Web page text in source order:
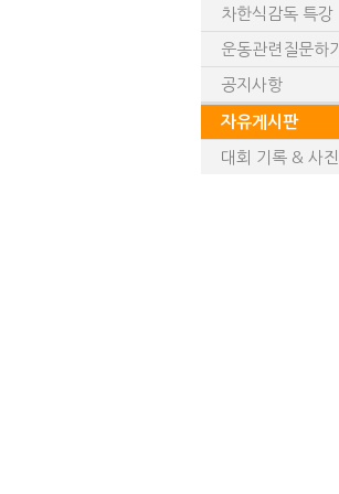
차한식감독 특강
운동관련질문하기
공지사항
자유게시판
대회 기록 & 사진